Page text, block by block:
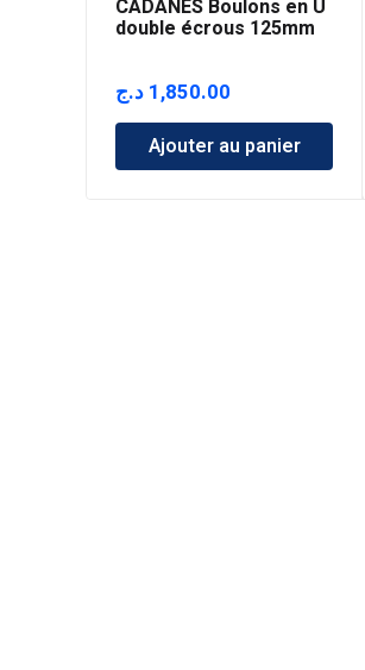
CADANES Boulons en U
double écrous 125mm
1,850.00 د.ج
Ajouter au panier